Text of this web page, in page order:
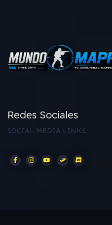
Redes Sociales
SOCIAL MEDIA LINKS